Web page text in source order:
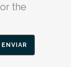
the